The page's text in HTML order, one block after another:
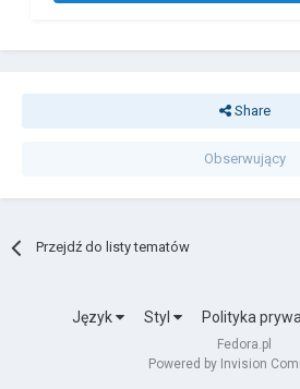
Share
Obserwujący
Przejdź do listy tematów
Język Styl Polityka
Fedora.pl
Powered by Invision